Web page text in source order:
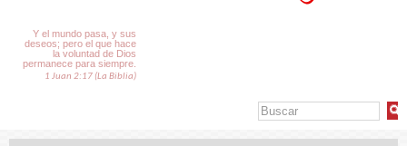
Y el mundo pasa, y sus
deseos; pero el que hace
la voluntad de Dios
permanece para siempre.
1 Juan 2:17 (La Biblia)